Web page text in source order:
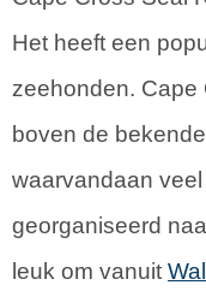
Het heeft een
zeehonden. Cape
boven de
waarvandaan
georganiseerd
leuk om vanuit